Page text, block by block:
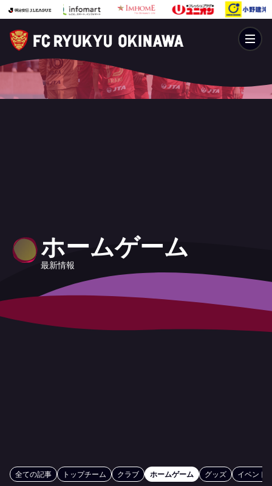
ホームゲーム
最新情報
全ての記事 トップチーム クラブ ホームゲーム グッズ イベント